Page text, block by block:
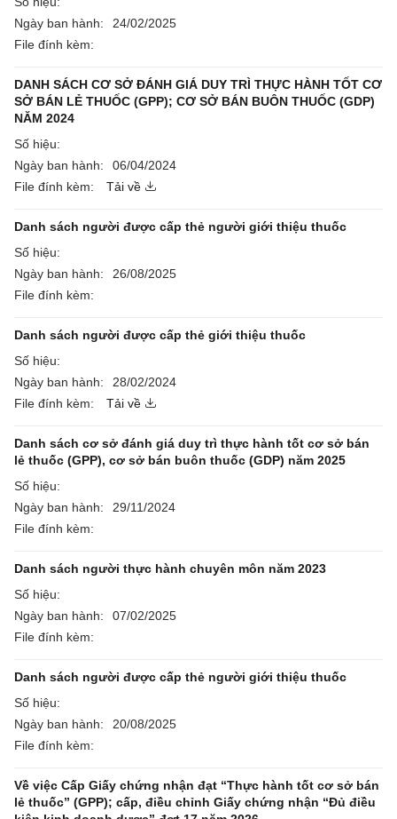
Ngày ban hành:
24/02/2025
File đính kèm:
DANH SÁCH CƠ SỞ ĐÁNH GIÁ DUY TRÌ THỰC HÀNH TỐT CƠ
SỞ BÁN LẺ THUỐC (GPP); CƠ SỞ BÁN BUÔN THUỐC (GDP)
NĂM 2024
Số hiệu:
Ngày ban hành:
06/04/2024
File đính kèm:
Tải về
Danh sách người được cấp thẻ người giới thiệu thuốc
Số hiệu:
Ngày ban hành:
26/08/2025
File đính kèm:
Danh sách người được cấp thẻ giới thiệu thuốc
Số hiệu:
Ngày ban hành:
28/02/2024
File đính kèm:
Tải về
Danh sách cơ sở đánh giá duy trì thực hành tốt cơ sở bán
lẻ thuốc (GPP), cơ sở bán buôn thuốc (GDP) năm 2025
Số hiệu:
Ngày ban hành:
29/11/2024
File đính kèm:
Danh sách người thực hành chuyên môn năm 2023
Số hiệu:
Ngày ban hành:
07/02/2025
File đính kèm:
Danh sách người được cấp thẻ người giới thiệu thuốc
Số hiệu:
Ngày ban hành:
20/08/2025
File đính kèm:
Về việc Cấp Giấy chứng nhận đạt “Thực hành tốt cơ sở bán
lẻ thuốc” (GPP); cấp, điều chỉnh Giấy chứng nhận “Đủ điều